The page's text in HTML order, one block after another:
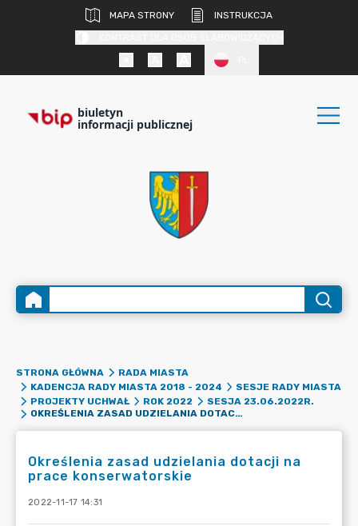
MAPA STRONY
INSTRUKCJA
biuletyn
informacji publicznej
STRONA GŁÓWNA
RADA MIASTA
KADENCJA RADY MIASTA 2018 - 2024
SESJE RADY MIASTA
PROJEKTY UCHWAŁ
ROK 2022
SESJA 23.06.2022R.
OKREŚLENIA ZASAD UDZIELANIA DOTACJI NA PRACE KONSERWATORSKIE
Określenia zasad udzielania dotacji na
prace konserwatorskie
2022-11-17 14:31